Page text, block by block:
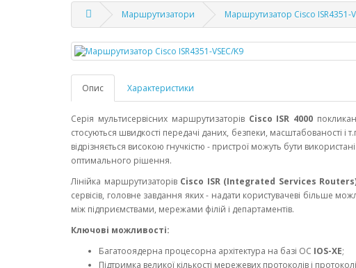
Маршрутизатори Маршрутизатор Cisco ISR4351-
Опис Характеристики
Серія мультисервісних маршрутизаторів Cisco ISR 4000
стосуються швидкості передачі даних, безпеки, масштабованості і
відрізняється високою гнучкістю - пристрої можуть бути
оптимального рішення.
Лінійка маршрутизаторів Cisco ISR (Integrated Services
сервісів, головне завдання яких - надати користувачеві більше
між підприємствами, мережами філій і департаментів.
Ключові можливості:
Багатооядерна процесорна архітектура на базі ОС IOS-XE;
Підтримка великої кількості мережевих протоколів і